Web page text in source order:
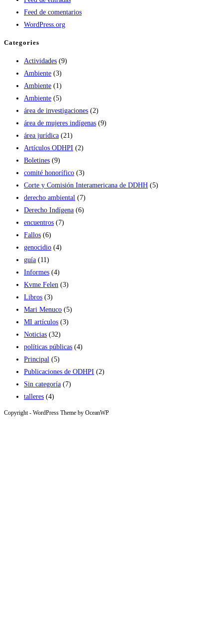
Feed de comentarios
WordPress.org
Categories
Actividades (9)
Ambiente (3)
Ambiente (1)
Ambiente (5)
área de investigaciones (2)
área de mujeres indígenas (9)
área jurídica (21)
Artículos ODHPI (2)
Boletines (9)
comité honorífico (3)
Corte y Comisión Interamericana de DDHH (5)
derecho ambiental (7)
Derecho Indígena (6)
encuentros (7)
Fallos (6)
genocidio (4)
guía (11)
Informes (4)
Kvme Felen (3)
Libros (3)
Mari Menuco (5)
MI artículos (3)
Noticias (32)
políticas públicas (4)
Principal (5)
Publicaciones de ODHPI (2)
Sin categoría (7)
talleres (4)
Copyright - WordPress Theme by OceanWP